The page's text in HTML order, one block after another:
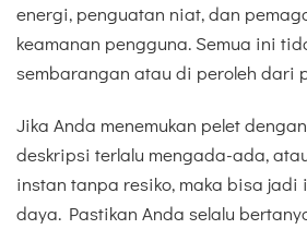
energi, penguatan niat, dan
keamanan pengguna. Semua ini
sembarangan atau di peroleh dari
Jika Anda menemukan pelet
deskripsi terlalu mengada-ada,
instan tanpa resiko, maka bisa jadi
daya. Pastikan Anda selalu